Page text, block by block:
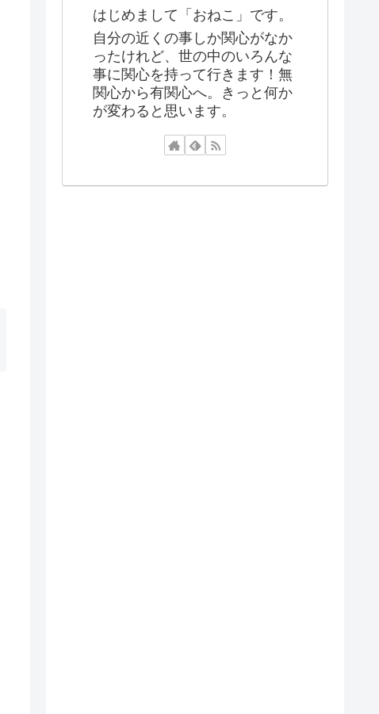
はじめまして「おねこ」です。
自分の近くの事しか関心がなか
ったけれど、世の中のいろんな
事に関心を持って行きます！無
関心から有関心へ。きっと何か
が変わると思います。